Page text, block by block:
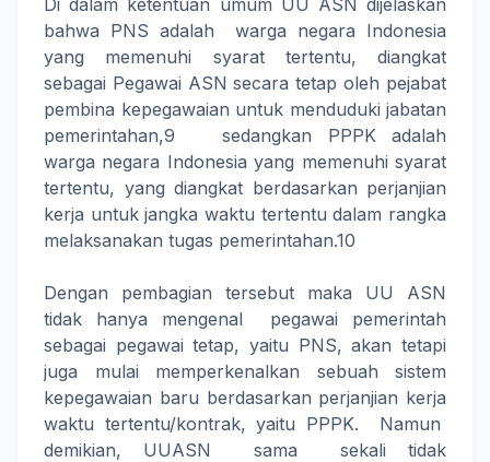
Di dalam ketentuan umum UU ASN dijelaskan
bahwa PNS adalah warga negara Indonesia
yang memenuhi syarat tertentu, diangkat
sebagai Pegawai ASN secara tetap oleh pejabat
pembina kepegawaian untuk menduduki jabatan
pemerintahan,9 sedangkan PPPK adalah
warga negara Indonesia yang memenuhi syarat
tertentu, yang diangkat berdasarkan perjanjian
kerja untuk jangka waktu tertentu dalam rangka
melaksanakan tugas pemerintahan.10
Dengan pembagian tersebut maka UU ASN
tidak hanya mengenal pegawai pemerintah
sebagai pegawai tetap, yaitu PNS, akan tetapi
juga mulai memperkenalkan sebuah sistem
kepegawaian baru berdasarkan perjanjian kerja
waktu tertentu/kontrak, yaitu PPPK. Namun
demikian, UUASN sama sekali tidak